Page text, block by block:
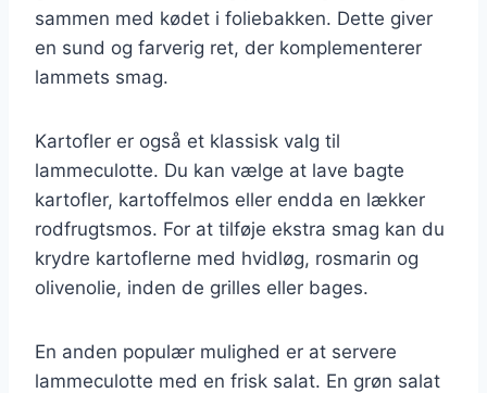
sammen med kødet i foliebakken. Dette giver
en sund og farverig ret, der komplementerer
lammets smag.
Kartofler er også et klassisk valg til
lammeculotte. Du kan vælge at lave bagte
kartofler, kartoffelmos eller endda en lækker
rodfrugtsmos. For at tilføje ekstra smag kan du
krydre kartoflerne med hvidløg, rosmarin og
olivenolie, inden de grilles eller bages.
En anden populær mulighed er at servere
lammeculotte med en frisk salat. En grøn salat